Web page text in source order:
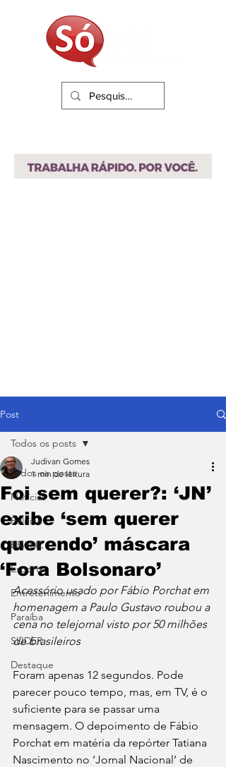
Post
Todos os posts
Notícias
Política
BRASIL
Esporte
Entretenimento
Paraíba
SLIDER
Destaque
Todos os posts
Foi sem querer?: ‘JN’
exibe ‘sem querer
querendo’ máscara
‘Fora Bolsonaro’
Judivan Gomes
1 min de leitura
Acessório usado por Fábio Porchat em
homenagem a Paulo Gustavo roubou a
cena no telejornal visto por 50 milhões
de brasileiros
Foram apenas 12 segundos. Pode
parecer pouco tempo, mas, em TV, é o
suficiente para se passar uma
mensagem. O depoimento de Fábio
Porchat em matéria da repórter Tatiana
Nascimento no ‘Jornal Nacional’ de